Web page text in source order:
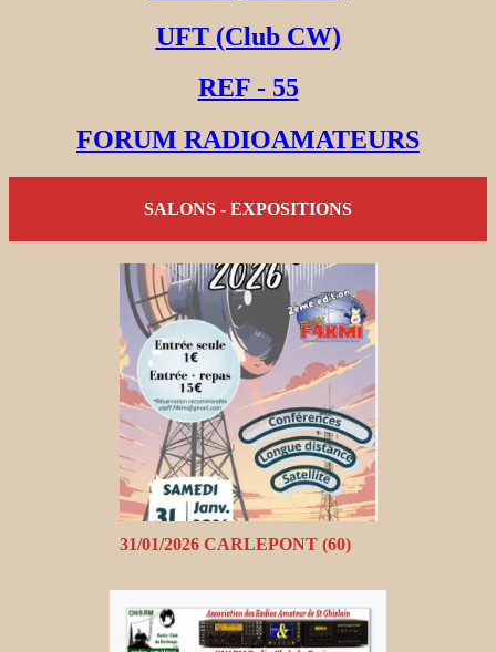
UFT (Club CW)
REF - 55
FORUM RADIOAMATEURS
SALONS - EXPOSITIONS
31/01/2026 CARLEPONT (60)